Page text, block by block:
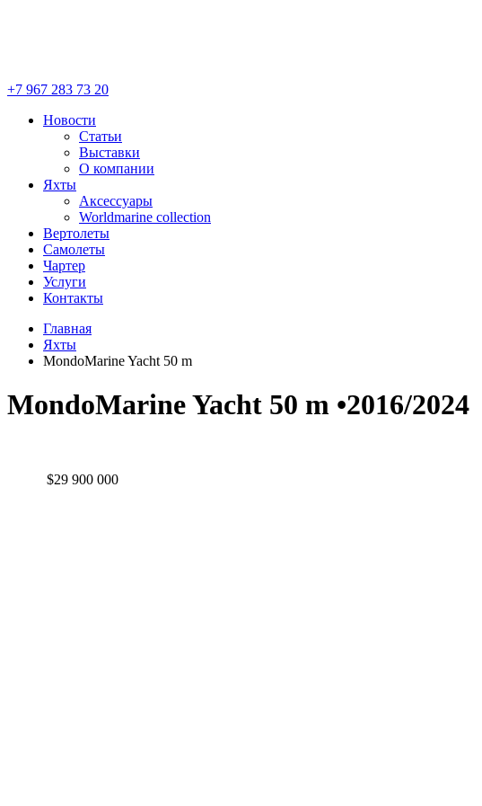
+7 967 283 73 20
Новости
Статьи
Выставки
О компании
Яхты
Аксессуары
Worldmarine collection
Вертолеты
Самолеты
Чартер
Услуги
Контакты
Главная
Яхты
MondoMarine Yacht 50 m
MondoMarine Yacht 50 m •2016/2024
$29 900 000